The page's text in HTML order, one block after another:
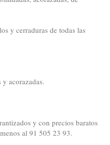
y cerraduras de todas las
acorazadas.
y con precios baratos
al 91 505 23 93.